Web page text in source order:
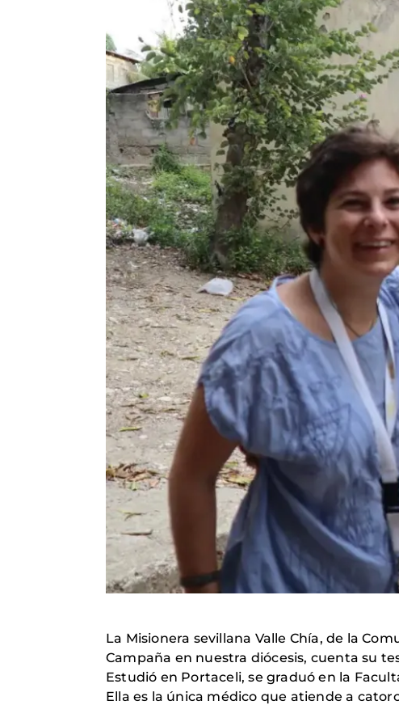
La Misionera sevillana Valle Chía, de la
Campaña en nuestra diócesis, cuenta su
Estudió en Portaceli, se graduó en la
Ella es la única médico que atiende a